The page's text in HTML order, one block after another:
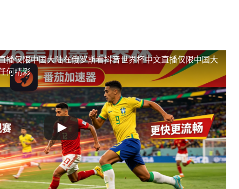
播仅限中国大陆在俄罗斯看抖音世界杯中文直播仅限中国大
何精彩